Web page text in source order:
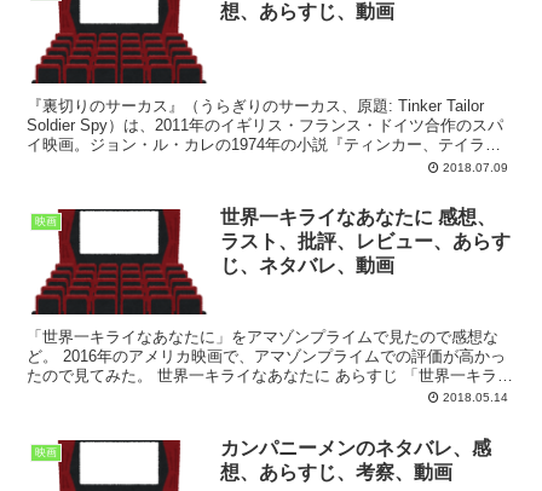
想、あらすじ、動画
『裏切りのサーカス』（うらぎりのサーカス、原題: Tinker Tailor
Soldier Spy）は、2011年のイギリス・フランス・ドイツ合作のスパ
イ映画。ジョン・ル・カレの1974年の小説『ティンカー、テイラ
2018.07.09
映画
世界一キライなあなたに 感想、
ラスト、批評、レビュー、あらす
じ、ネタバレ、動画
「世界一キライなあなたに」をアマゾンプライムで見たので感想な
ど。 2016年のアメリカ映画で、アマゾンプライムでの評価が高かっ
たので見てみた。 世界一キライなあなたに あらすじ 「世界一キライ
2018.05.14
映画
カンパニーメンのネタバレ、感
想、あらすじ、考察、動画